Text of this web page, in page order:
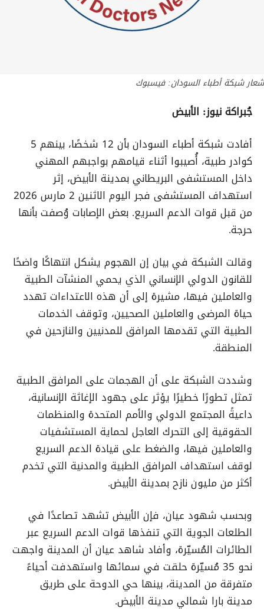
شعار شبكة أطباء السودان: فيسبوك
جُبراكة نيوز: الأبيض
أفادت شبكة أطباء السودان بأن 12 شخصًا، بينهم 5
كوادر طبية، أُصيبوا أثناء قيامهم بواجبهم المهني
داخل المستشفى البريطاني بمدينة الأبيض، إثر
استهداف المستشفى فجر اليوم الاثنين 2 مارس 2026
من قبل قوات الدعم السريع. بعض الإصابات وُصفت بأنها
حرجة.
وقالت الشبكة في بيان إن الهجوم يشكل انتهاكًا واضحًا
للقانون الدولي الإنساني الذي يحمي المنشآت الطبية
والعاملين فيها، مشيرة إلى أن هذه الاعتداءات تهدد
حياة المرضى والعاملين الصحيين، وتوقف الخدمات
الطبية التي تقدمها المرافق للمدنيين والنازحين في
المنطقة.
وشددت الشبكة على أن الهجمات على المرافق الطبية
تمثل تطورًا خطيرًا يؤثر على جهود الإغاثة الإنسانية،
داعيةً المجتمع الدولي والأمم المتحدة والمنظمات
الحقوقية إلى التحرك العاجل لحماية المستشفيات
والعاملين فيها، والضغط على قيادة الدعم السريع
لوقف استهداف المرافق الطبية والمدنية التي تخدم
أكثر من مليون نازح بمدينة الأبيض.
وبحسب شهود عيان، فإن الأبيض تشهد تصاعدًا في
الطلعات الجوية التي تنفذها قوات الدعم السريع عبر
الطائرات المُسيّرة، وأفاد شاهد عيان أن المدينة واجهت
نحو 35 مُسيّرة حلقت في سمائها واستهدفت أحياءً
متفرقة من المدينة، بينها حي الدوحة على طريق
مدينة بارا شمالي مدينة الأبيض.